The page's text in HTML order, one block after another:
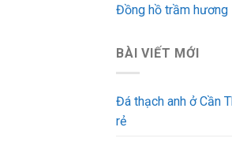
Đồng hồ trầm hương
BÀI VIẾT MỚI
Đá thạch anh ở Cần
rẻ